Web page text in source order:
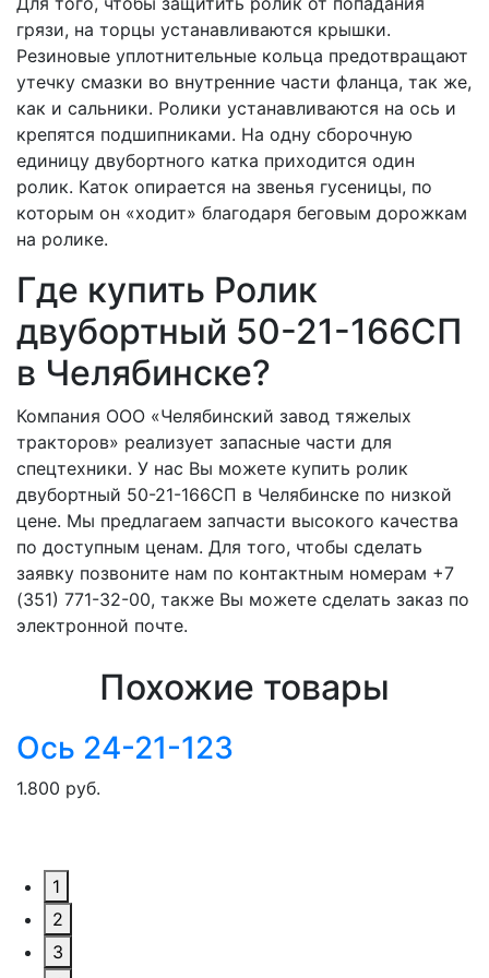
грязи, на торцы устанавливаются крышки.
Резиновые уплотнительные кольца предотвращают
утечку смазки во внутренние части фланца, так же,
как и сальники. Ролики устанавливаются на ось и
крепятся подшипниками. На одну сборочную
единицу двубортного катка приходится один
ролик. Каток опирается на звенья гусеницы, по
которым он «ходит» благодаря беговым дорожкам
на ролике.
Где купить Ролик
двубортный 50-21-166СП
в Челябинске?
Компания ООО «Челябинский завод тяжелых
тракторов» реализует запасные части для
спецтехники. У нас Вы можете купить ролик
двубортный 50-21-166СП в Челябинске по низкой
цене. Мы предлагаем запчасти высокого качества
по доступным ценам. Для того, чтобы сделать
заявку позвоните нам по контактным номерам +7
(351) 771-32-00, также Вы можете сделать заказ по
электронной почте.
Похожие товары
Ось 24-21-123
1.800 руб.
1
2
3